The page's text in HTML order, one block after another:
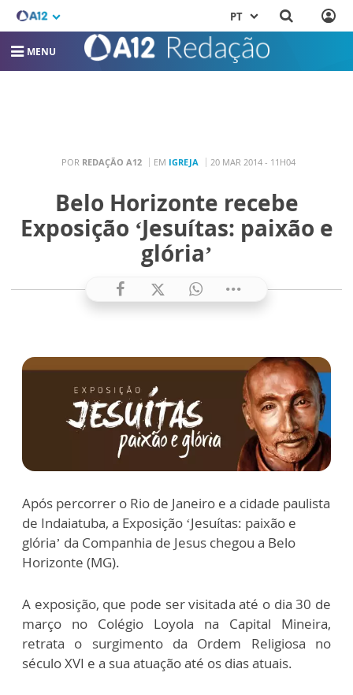
PT
MENU
POR REDAÇÃO A12 EM IGREJA 20 MAR 2014 - 11H04
Belo Horizonte recebe
Exposição ‘Jesuítas: paixão e
glória’
Após percorrer o Rio de Janeiro e a cidade paulista
de Indaiatuba, a Exposição ‘Jesuítas: paixão e
glória’ da Companhia de Jesus chegou a Belo
Horizonte (MG).
A exposição, que pode ser visitada até o dia 30 de
março no Colégio Loyola na Capital Mineira,
retrata o surgimento da Ordem Religiosa no
século XVI e a sua atuação até os dias atuais.